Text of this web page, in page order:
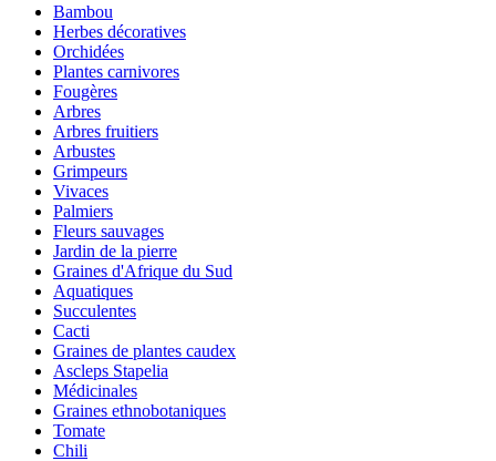
Bambou
Herbes décoratives
Orchidées
Plantes carnivores
Fougères
Arbres
Arbres fruitiers
Arbustes
Grimpeurs
Vivaces
Palmiers
Fleurs sauvages
Jardin de la pierre
Graines d'Afrique du Sud
Aquatiques
Succulentes
Cacti
Graines de plantes caudex
Ascleps Stapelia
Médicinales
Graines ethnobotaniques
Tomate
Chili